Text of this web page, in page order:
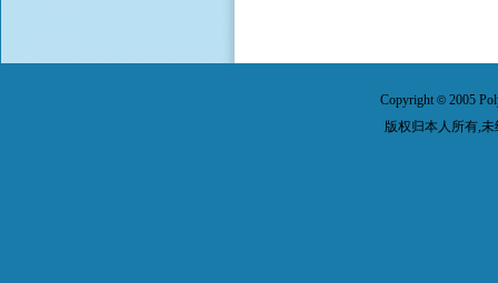
Copyright© 2005
版权归本人所有,